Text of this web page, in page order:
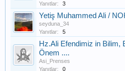
Yanıtlar:
3
Yetiş Muhammed Ali /
seyduna_34
Yanıtlar:
5
Hz.Ali Efendimiz in Bilim,
Önem ....
Asi_Prenses
Yanıtlar:
0